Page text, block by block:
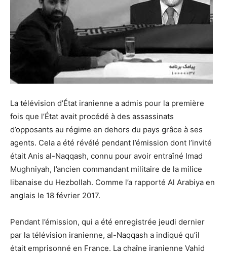
La télévision d’État iranienne a admis pour la première
fois que l’État avait procédé à des assassinats
d’opposants au régime en dehors du pays grâce à ses
agents. Cela a été révélé pendant l’émission dont l’invité
était Anis al-Naqqash, connu pour avoir entraîné Imad
Mughniyah, l’ancien commandant militaire de la milice
libanaise du Hezbollah. Comme l’a rapporté Al Arabiya en
anglais le 18 février 2017.
Pendant l’émission, qui a été enregistrée jeudi dernier
par la télévision iranienne, al-Naqqash a indiqué qu’il
était emprisonné en France. La chaîne iranienne Vahid